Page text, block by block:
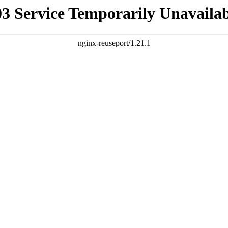
Service Temporarily
nginx-reuseport/1.21.1